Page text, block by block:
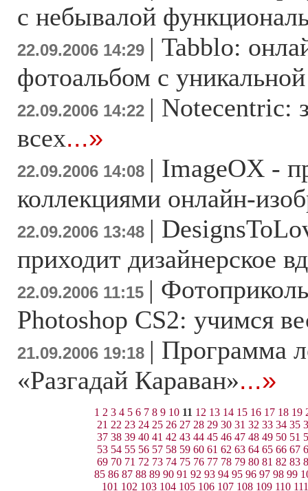
с небывалой
22.09.2006 14:29 | Tabblo:
фотоальбом с
22.09.2006 14:22 | Notecentric:
всех...»
22.09.2006 14:08 | ImageOX -
коллекциями онлайн-
22.09.2006 13:48 |
приходит дизайнерское
22.09.2006 11:15 |
Photoshop CS2: учимся
21.09.2006 19:18 | Программа
«Разгадай Караван»...»
1 2 3 4 5 6 7 8 9 10 11 12 13 14 15 16 17 18 19
21 22 23 24 25 26 27 28 29 30 31 32 33 34 35
37 38 39 40 41 42 43 44 45 46 47 48 49 50 51
53 54 55 56 57 58 59 60 61 62 63 64 65 66 67
69 70 71 72 73 74 75 76 77 78 79 80 81 82 83
85 86 87 88 89 90 91 92 93 94 95 96 97 98 99
101 102 103 104 105 106 107 108 109 110 111